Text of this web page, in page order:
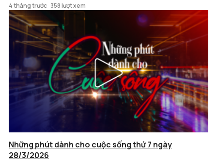
4 tháng trước 358 lượt xem
Những phút dành cho cuộc sống thứ 7 ngày
28/3/2026